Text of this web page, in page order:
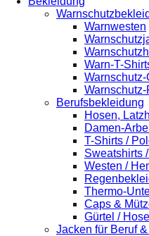
Warnwesten
Warn-T-
Berufsbekleidung
Hosen,
Damen-
T-Shirts /
Sweatshirts
Westen /
Thermo-
Caps &
Gürtel /
Jacken für Beruf